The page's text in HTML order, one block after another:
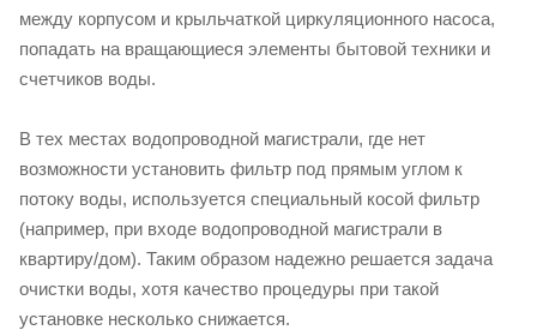
между корпусом и крыльчаткой циркуляционного насоса,
попадать на вращающиеся элементы бытовой техники и
счетчиков воды.
В тех местах водопроводной магистрали, где нет
возможности установить фильтр под прямым углом к
потоку воды, используется специальный косой фильтр
(например, при входе водопроводной магистрали в
квартиру/дом). Таким образом надежно решается задача
очистки воды, хотя качество процедуры при такой
установке несколько снижается.